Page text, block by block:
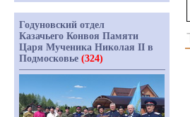
Годуновский отдел
Казачьего Конвоя Памяти
Царя Мученика Николая II в
Подмосковье (324)